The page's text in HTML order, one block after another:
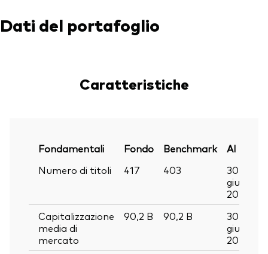
Dati del portafoglio
Caratteristiche
Fondamentali Fondo Benchmark
Al
Numero di titoli
417 403
30
giu
2026
Capitalizzazione
media di
mercato
90,2 B 90,2 B
30
giu
2026